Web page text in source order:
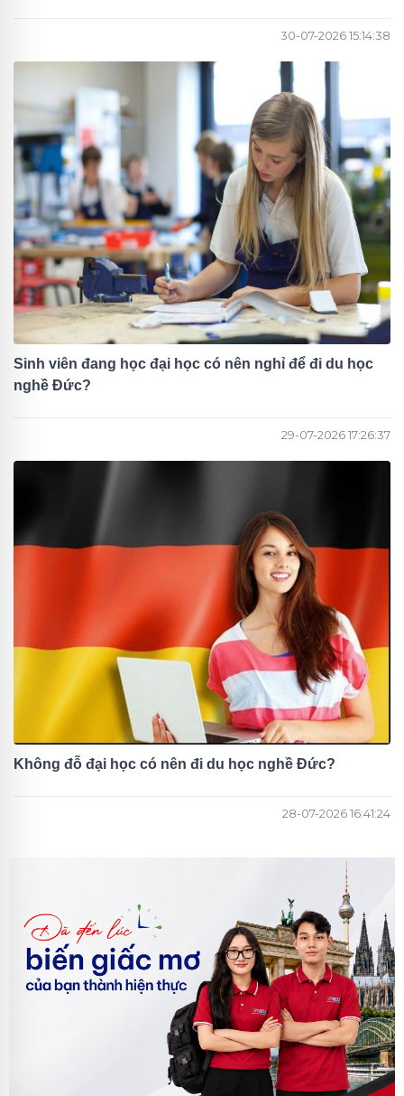
30-07-2026 15:14:38
Sinh viên đang học đại học có nên nghỉ để đi du học
nghề Đức?
29-07-2026 17:26:37
Không đỗ đại học có nên đi du học nghề Đức?
28-07-2026 16:41:24